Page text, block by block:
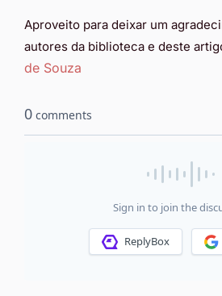
Aproveito para deixar um
autores da biblioteca e deste
de Souza